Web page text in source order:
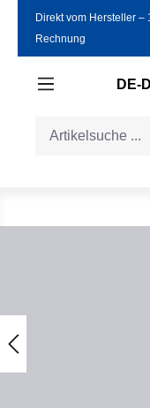
Zum Hauptinhalt
Direkt vom Hersteller
Rechnung
DE-